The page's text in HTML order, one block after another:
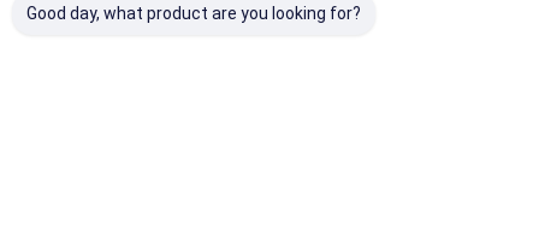
Good day, what product are you looking for?